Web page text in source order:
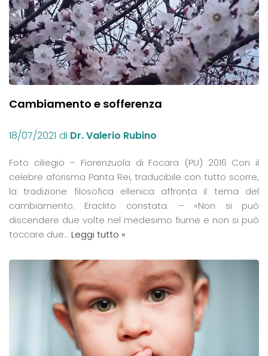
Cambiamento e sofferenza
18/07/2021 di Dr. Valerio Rubino
Foto ciliegio – Fiorenzuola di Focara (PU) 2016 Con il
celebre aforisma Panta Rei, traducibile con tutto scorre,
la tradizione filosofica ellenica affronta il tema del
cambiamento. Eraclito constata: – «Non si può
discendere due volte nel medesimo fiume e non si può
toccare due…Leggi tutto »